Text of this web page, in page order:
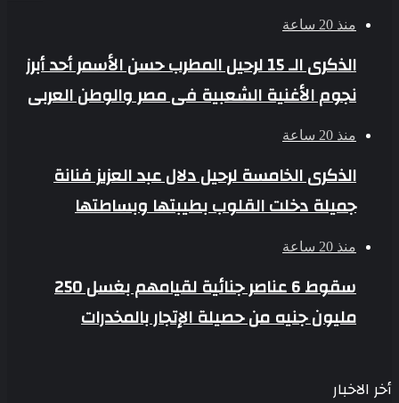
منذ 20 ساعة
الذكرى الـ 15 لرحيل المطرب حسن الأسمر أحد أبرز
نجوم الأغنية الشعبية فى مصر والوطن العربى
منذ 20 ساعة
الذكرى الخامسة لرحيل دلال عبد العزيز فنانة
جميلة دخلت القلوب بطيبتها وبساطتها
منذ 20 ساعة
سقوط 6 عناصر جنائية لقيامهم بغسل 250
مليون جنيه من حصيلة الإتجار بالمخدرات
أخر الاخبار